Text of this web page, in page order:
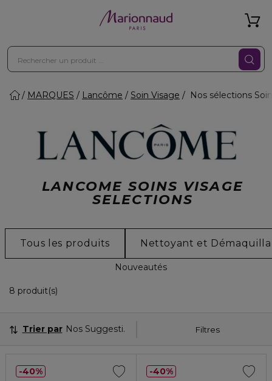
MARQUES Lancôme Soin Visage Nos sélections
LANCOME SOINS VISAGE
SELECTIONS
Tous les produits Nettoyant et
Nouveautés
8 produit(s)
Filtres
Trier par Nos Suggestions
40% 40%